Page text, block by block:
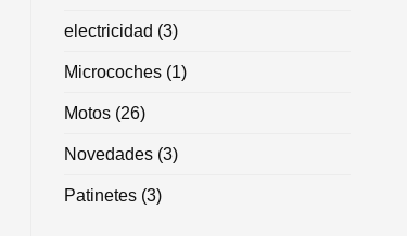
electricidad (3)
Microcoches (1)
Motos (26)
Novedades (3)
Patinetes (3)